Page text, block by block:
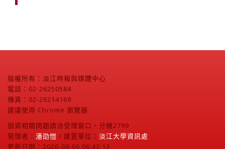
版權所有：淡江時報與媒體中心
電話：02-26250584
傳真：02-26214169
建議使用 Chrome 瀏覽器
個資相關問題請洽受理窗口，分機2799
管理者： 潘劭愷 / 建置單位： 淡江大學資訊處
更新日期：2026-08-06 06:43:13